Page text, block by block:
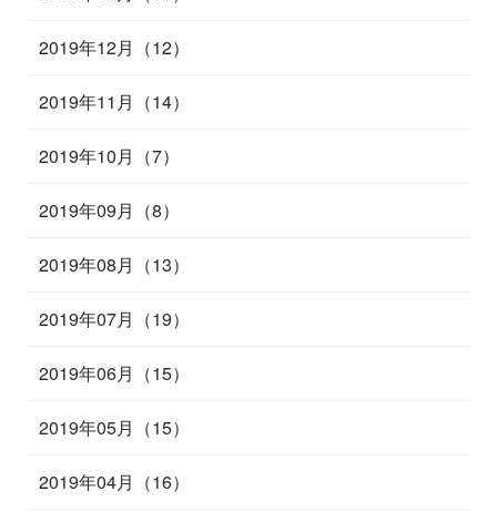
2019年12月（12）
2019年11月（14）
2019年10月（7）
2019年09月（8）
2019年08月（13）
2019年07月（19）
2019年06月（15）
2019年05月（15）
2019年04月（16）